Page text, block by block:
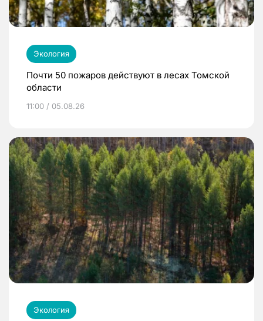
Экология
Почти 50 пожаров действуют в лесах Томской
области
11:00 / 05.08.26
Экология